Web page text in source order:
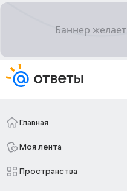
Главная
Моя лента
Пространства